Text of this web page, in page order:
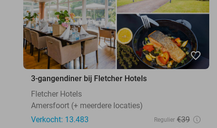
favorite_border
3-gangendiner bij Fletcher Hotels
Fletcher Hotels
Amersfoort (+ meerdere locaties)
Verkocht: 13.483
Regulier €39